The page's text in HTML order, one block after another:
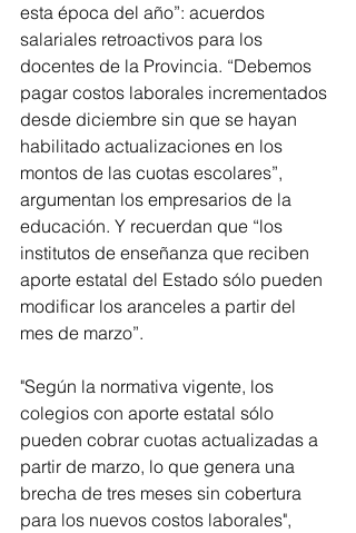
esta época del año”: acuerdos
salariales retroactivos para los
docentes de la Provincia. “Debemos
pagar costos laborales incrementados
desde diciembre sin que se hayan
habilitado actualizaciones en los
montos de las cuotas escolares”,
argumentan los empresarios de la
educación. Y recuerdan que “los
institutos de enseñanza que reciben
aporte estatal del Estado sólo pueden
modificar los aranceles a partir del
mes de marzo”.
"Según la normativa vigente, los
colegios con aporte estatal sólo
pueden cobrar cuotas actualizadas a
partir de marzo, lo que genera una
brecha de tres meses sin cobertura
para los nuevos costos laborales",